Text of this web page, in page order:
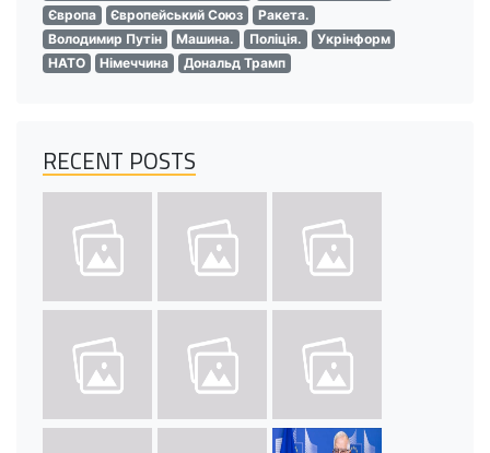
Європа
Європейський Союз
Ракета.
Володимир Путін
Машина. Поліція.
Укрінформ
НАТО
Німеччина Дональд Трамп
RECENT POSTS